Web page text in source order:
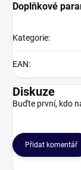
Doplňkové
Kategorie:
EAN:
Diskuze
Buďte první, kdo
Přidat komentář